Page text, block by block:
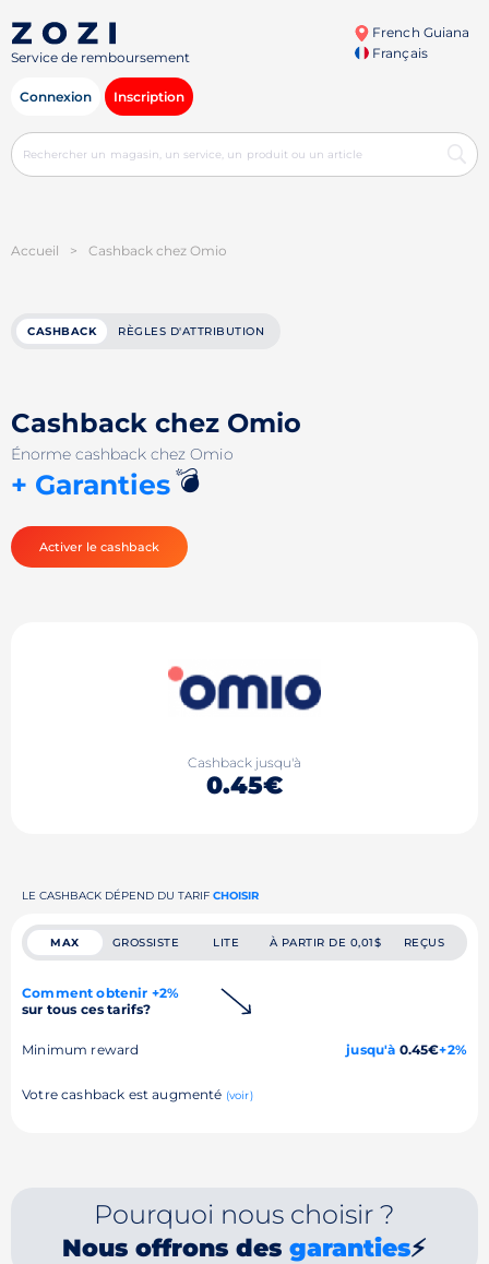
Service de remboursement
French Guiana
Français
Connexion Inscription
Accueil > Cashback chez Omio
CASHBACK RÈGLES D'ATTRIBUTION
Cashback chez Omio
Énorme cashback chez Omio
+ Garanties💣
Activer le cashback
Cashback jusqu'à
0.45€
LE CASHBACK DÉPEND DU TARIF CHOISIR
MAX GROSSISTE LITE À PARTIR DE 0,01$ REÇUS
Comment obtenir +2%
sur tous ces tarifs?
Minimum reward jusqu'à 0.45€+2%
Votre cashback est augmenté (voir)
Pourquoi nous choisir ?
Nous offrons desgaranties⚡